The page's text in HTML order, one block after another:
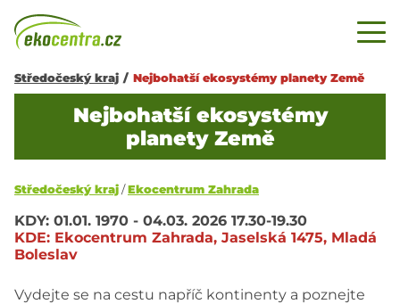
Středočeský kraj / Nejbohatší ekosystémy planety Země
Nejbohatší ekosystémy
planety Země
Středočeský kraj / Ekocentrum Zahrada
KDY: 01.01. 1970 - 04.03. 2026 17.30-19.30
KDE: Ekocentrum Zahrada, Jaselská 1475, Mladá
Boleslav
Vydejte se na cestu napříč kontinenty a poznejte